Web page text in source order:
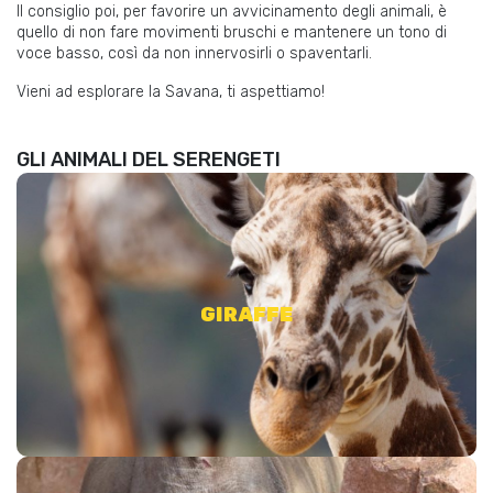
Il consiglio poi, per favorire un avvicinamento degli animali, è
quello di non fare movimenti bruschi e mantenere un tono di
voce basso, così da non innervosirli o spaventarli.
Vieni ad esplorare la Savana, ti aspettiamo!
GLI ANIMALI DEL SERENGETI
GIRAFFE
Il mammifero terrestre tra i più grandi al mondo, nonché il
più alto animale e più grande ruminante terrestre.
SCOPRI DI PIÙ